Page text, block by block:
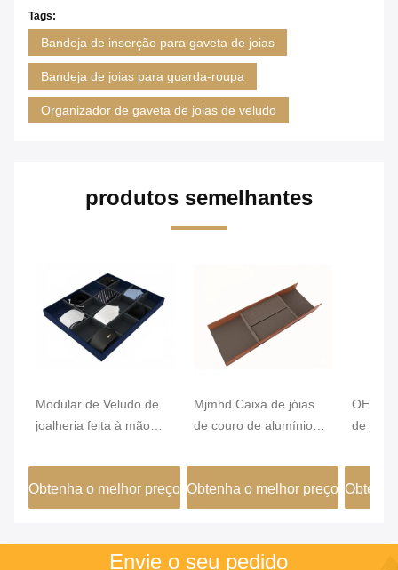
Tags:
Bandeja de inserção para gaveta de joias
Bandeja de joias para guarda-roupa
Organizador de gaveta de joias de veludo
produtos semelhantes
Modular de Veludo de
joalheria feita à mão
de armário inserção de
gaveta
Obtenha o melhor preço
Mjmhd Caixa de jóias
de couro de alumínio
empilháveis para
caixotes artesanais
Obtenha o melhor preço
OEM
de
Envie o seu pedido